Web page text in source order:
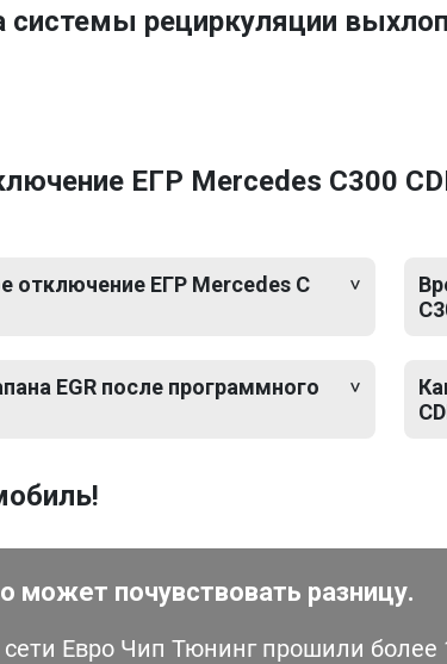
системы рециркуляции
ЕГР Mercedes C300
отключение ЕГР Mercedes C
EGR после программного
может почувствовать разницу.
Евро Чип Тюнинг прошили более